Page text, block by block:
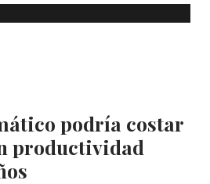
podría costar
productividad